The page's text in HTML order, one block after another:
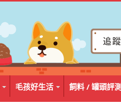
毛孩好生活 飼料 / 罐頭評測